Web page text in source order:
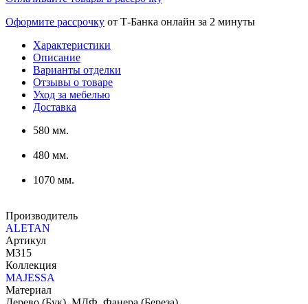
Оформите рассрочку от Т-Банка онлайн за 2 минуты
Характеристики
Описание
Варианты отделки
Отзывы о товаре
Уход за мебелью
Доставка
580 мм.
480 мм.
1070 мм.
Производитель
ALETAN
Артикул
М315
Коллекция
MAJESSA
Материал